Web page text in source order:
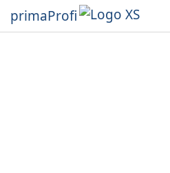
primaProfi